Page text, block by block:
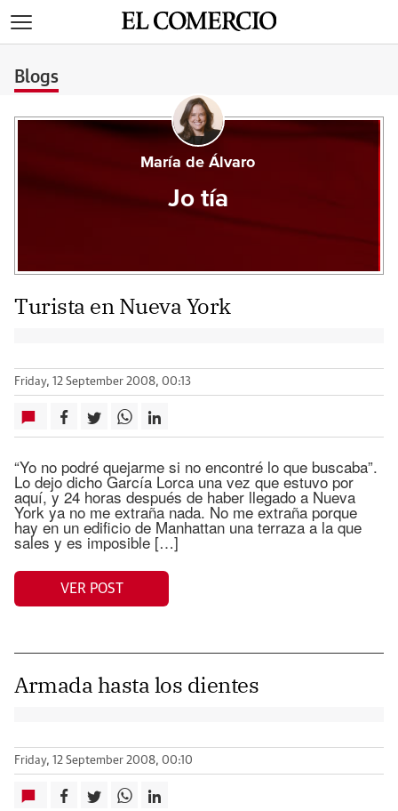
Blogs
María de Álvaro
Jo tía
Turista en Nueva York
Friday, 12 September 2008, 00:13
“Yo no podré quejarme si no encontré lo que buscaba”.
Lo dejo dicho García Lorca una vez que estuvo por
aquí, y 24 horas después de haber llegado a Nueva
York ya no me extraña nada. No me extraña porque
hay en un edificio de Manhattan una terraza a la que
sales y es imposible […]
VER POST
Armada hasta los dientes
Friday, 12 September 2008, 00:10